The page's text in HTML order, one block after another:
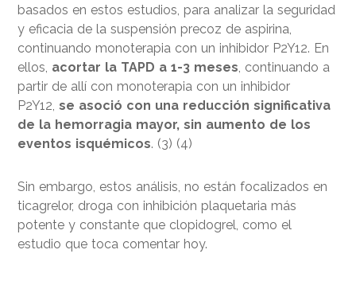
basados en estos estudios, para analizar la seguridad
y eficacia de la suspensión precoz de aspirina,
continuando monoterapia con un inhibidor P2Y12. En
ellos, acortar la TAPD a 1-3 meses, continuando a
partir de allí con monoterapia con un inhibidor
P2Y12, se asoció con una reducción significativa
de la hemorragia mayor, sin aumento de los
eventos isquémicos. (3) (4)
Sin embargo, estos análisis, no están focalizados en
ticagrelor, droga con inhibición plaquetaria más
potente y constante que clopidogrel, como el
estudio que toca comentar hoy.